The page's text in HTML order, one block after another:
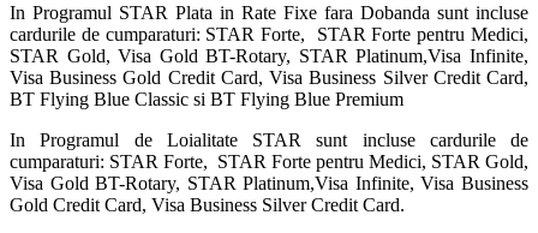
In Programul STAR Plata in Rate Fixe fara Dobanda sunt incluse
cardurile de cumparaturi: STAR Forte, STAR Forte pentru Medici,
STAR Gold, Visa Gold BT-Rotary, STAR Platinum,Visa Infinite,
Visa Business Gold Credit Card, Visa Business Silver Credit Card,
BT Flying Blue Classic si BT Flying Blue Premium
In Programul de Loialitate STAR sunt incluse cardurile de
cumparaturi: STAR Forte, STAR Forte pentru Medici, STAR Gold,
Visa Gold BT-Rotary, STAR Platinum,Visa Infinite, Visa Business
Gold Credit Card, Visa Business Silver Credit Card.